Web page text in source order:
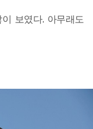
보였다. 아무래도